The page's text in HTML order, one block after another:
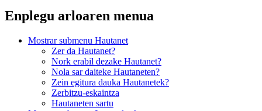
Enplegu arloaren menua
Mostrar submenu Hautanet
Zer da Hautanet?
Nork erabil dezake Hautanet?
Nola sar daiteke Hautaneten?
Zein egitura dauka Hautanetek?
Zerbitzu-eskaintza
Hautaneten sartu